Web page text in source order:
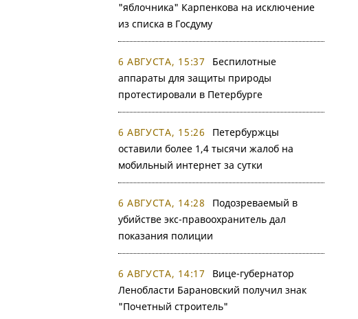
"яблочника" Карпенкова на исключение
из списка в Госдуму
6 АВГУСТА, 15:37
Беспилотные
аппараты для защиты природы
протестировали в Петербурге
6 АВГУСТА, 15:26
Петербуржцы
оставили более 1,4 тысячи жалоб на
мобильный интернет за сутки
6 АВГУСТА, 14:28
Подозреваемый в
убийстве экс-правоохранитель дал
показания полиции
6 АВГУСТА, 14:17
Вице-губернатор
Ленобласти Барановский получил знак
"Почетный строитель"